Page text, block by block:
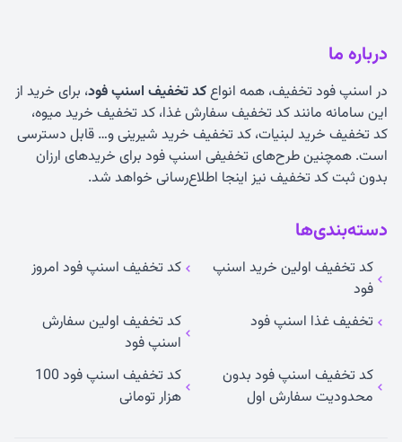
درباره ما
در اسنپ فود تخفیف، همه انواعکد تخفیف اسنپ فود، برای خرید از
این سامانه مانند کد تخفیف سفارش غذا، کد تخفیف خرید میوه،
کد تخفیف خرید لبنیات، کد تخفیف خرید شیرینی و… قابل دسترسی
است. همچنین طرح‌های تخفیفی اسنپ فود برای خریدهای ارزان
بدون ثبت کد تخفیف نیز اینجا اطلاع‌رسانی خواهد شد.
دسته‌بندی‌ها
کد تخفیف اولین خرید اسنپ
فود
کد تخفیف اسنپ فود امروز
تخفیف غذا اسنپ فود
کد تخفیف اولین سفارش
اسنپ فود
کد تخفیف اسنپ فود بدون
محدودیت سفارش اول
کد تخفیف اسنپ فود 100
هزار تومانی